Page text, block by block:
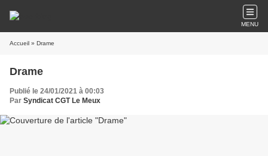
MENU
Accueil » Drame
Drame
Publié le 24/01/2021 à 00:03
Par Syndicat CGT Le Meux